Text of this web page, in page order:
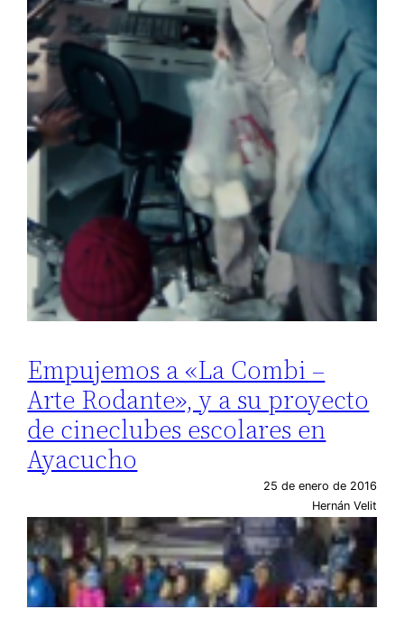
Empujemos a «La Combi –
Arte Rodante», y a su proyecto
de cineclubes escolares en
Ayacucho
25 de enero de 2016
Hernán Velit